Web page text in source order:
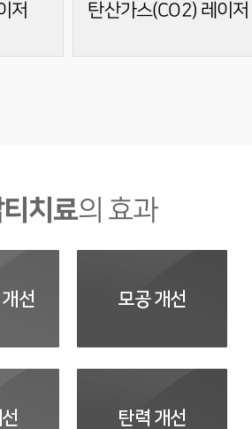
저 탄산가스(CO2) 레이저
치료의 효과
선 모공 개선
탄력 개선